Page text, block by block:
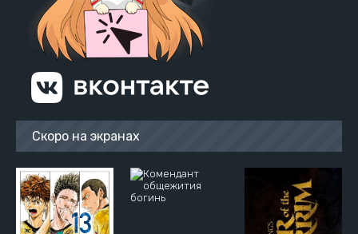
Скоро на экранах